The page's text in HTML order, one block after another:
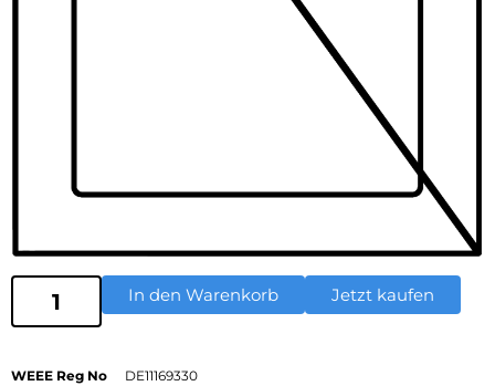
In den Warenkorb Jetzt kaufen
WEEE Reg No
DE11169330